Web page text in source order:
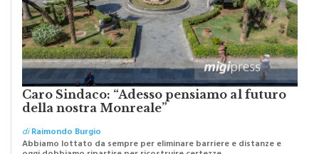
Caro Sindaco: “Adesso pensiamo al futuro
della nostra Monreale”
diRaimondo Burgio
Abbiamo lottato da sempre per eliminare barriere e distanze e